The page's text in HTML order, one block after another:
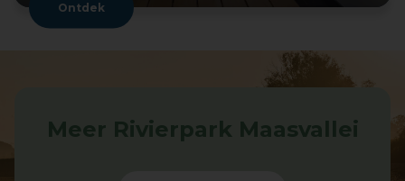
Ontdek
Meer Rivierpark Maasvallei